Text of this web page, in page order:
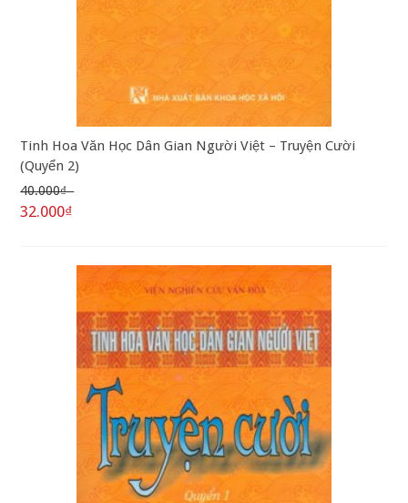
Tinh Hoa Văn Học Dân Gian Người Việt – Truyện Cười
(Quyển 2)
40.000₫
32.000₫